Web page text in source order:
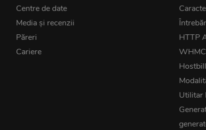
Centre de date
Media și recenzii
Păreri
Cariere
HTTP
Utilitar